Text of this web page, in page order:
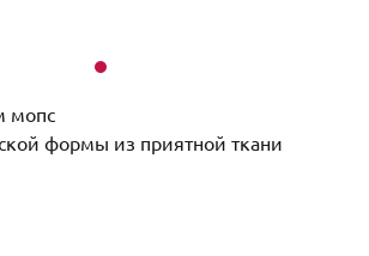
мопс
формы из приятной ткани